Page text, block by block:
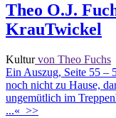
Theo O.J.
KrauTwickel
Kulturvon Theo Fuchs
Ein Auszug, Seite 55 –
noch nicht zu Hause,
ungemütlich im
...« >>